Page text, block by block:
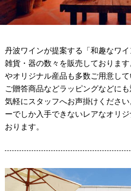
丹波ワインが提案する「和趣なワ
雑貨・器の数々を販売しておりま
やオリジナル産品も多数ご用意し
ご贈答商品などラッピングなどにも
気軽にスタッフへお声掛けくださ
ーでしか入手できないレアなオリ
おります。